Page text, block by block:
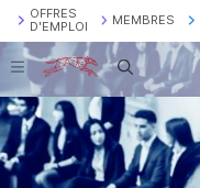
OFFRES
D'EMPLOI
MEMBRES
Recherche